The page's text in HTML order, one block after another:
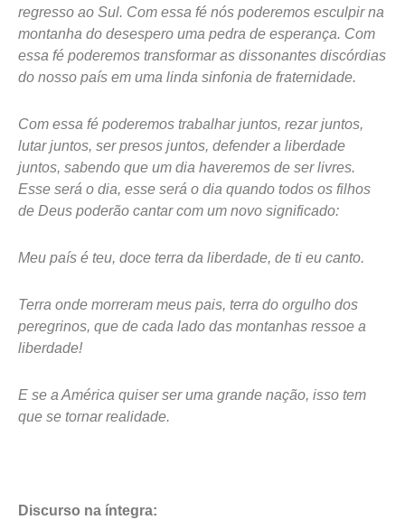
regresso ao Sul. Com essa fé nós poderemos esculpir na
montanha do desespero uma pedra de esperança. Com
essa fé poderemos transformar as dissonantes discórdias
do nosso país em uma linda sinfonia de fraternidade.
Com essa fé poderemos trabalhar juntos, rezar juntos,
lutar juntos, ser presos juntos, defender a liberdade
juntos, sabendo que um dia haveremos de ser livres.
Esse será o dia, esse será o dia quando todos os filhos
de Deus poderão cantar com um novo significado:
Meu país é teu, doce terra da liberdade, de ti eu canto.
Terra onde morreram meus pais, terra do orgulho dos
peregrinos, que de cada lado das montanhas ressoe a
liberdade!
E se a América quiser ser uma grande nação, isso tem
que se tornar realidade.
Discurso na íntegra: